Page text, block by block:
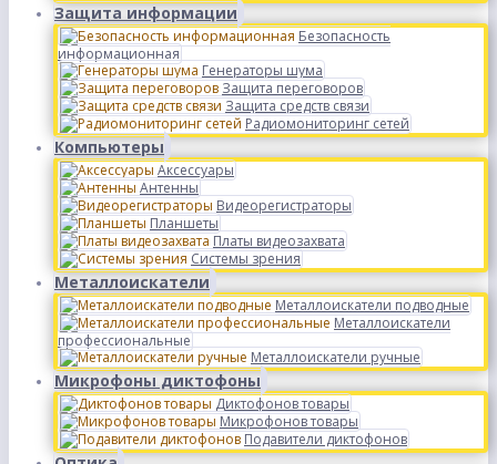
Защита информации
Безопасность
информационная
Генераторы шума
Защита переговоров
Защита средств связи
Радиомониторинг сетей
Компьютеры
Аксессуары
Антенны
Видеорегистраторы
Планшеты
Платы видеозахвата
Системы зрения
Металлоискатели
Металлоискатели подводные
Металлоискатели
профессиональные
Металлоискатели ручные
Микрофоны диктофоны
Диктофонов товары
Микрофонов товары
Подавители диктофонов